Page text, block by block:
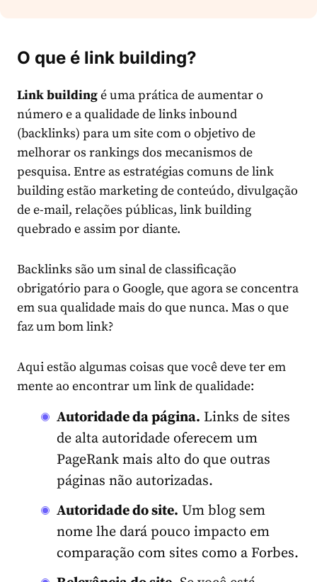
O que é link building?
Link buildingé uma prática de aumentar o
número e a qualidade de links inbound
(backlinks) para um site com o objetivo de
melhorar os rankings dos mecanismos de
pesquisa. Entre as estratégias comuns de link
building estão marketing de conteúdo, divulgação
de e-mail, relações públicas, link building
quebrado e assim por diante.
Backlinks são um sinal de classificação
obrigatório para o Google, que agora se concentra
em sua qualidade mais do que nunca. Mas o que
faz um bom link?
Aqui estão algumas coisas que você deve ter em
mente ao encontrar um link de qualidade:
Autoridade da página. Links de sites
de alta autoridade oferecem um
PageRank mais alto do que outras
páginas não autorizadas.
Autoridade do site. Um blog sem
nome lhe dará pouco impacto em
comparação com sites como a Forbes.